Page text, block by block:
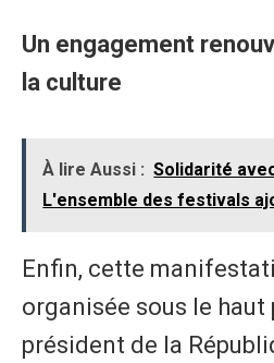
Un engagement
la culture
À lire Aussi : Solidarité
L'ensemble des festivals
Enfin, cette
organisée sous le haut
président de la